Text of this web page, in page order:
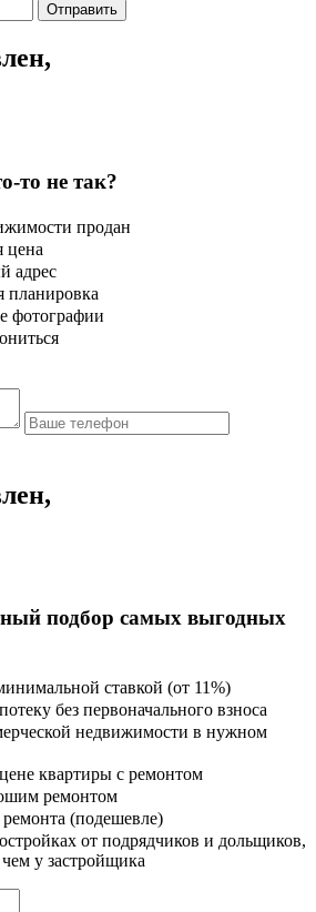
Отправить
то не так?
продан
цена
адрес
планировка
фотографии
подбор самых выгодных
ставкой (от 11%)
без первоначального взноса
недвижимости в нужном
квартиры с ремонтом
ремонтом
(подешевле)
от подрядчиков и дольщиков,
у застройщика